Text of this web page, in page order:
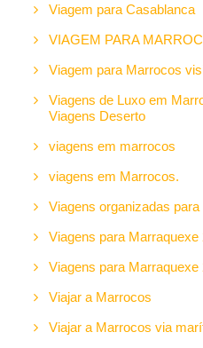
Viagem para Casablanca
VIAGEM PARA
Viagem para Marrocos
Viagens de Luxo em
Viagens Deserto
viagens em marrocos
viagens em Marrocos.
Viagens organizadas
Viagens para Marraquexe
Viagens para Marraquexe
Viajar a Marrocos
Viajar a Marrocos via